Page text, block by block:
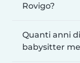
Rovigo?
Quanti anni
babysitter